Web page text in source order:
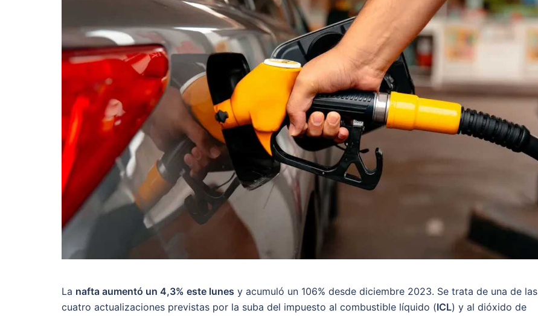
La nafta aumentó un 4,3% este lunes y acumuló un 106% desde diciembre 2023. Se trata de una de las
cuatro actualizaciones previstas por la suba del impuesto al combustible líquido (ICL) y al dióxido de